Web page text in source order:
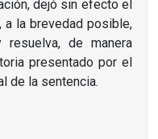
dejó sin efecto el
a la brevedad posible,
de manera
presentado por el
de la sentencia.